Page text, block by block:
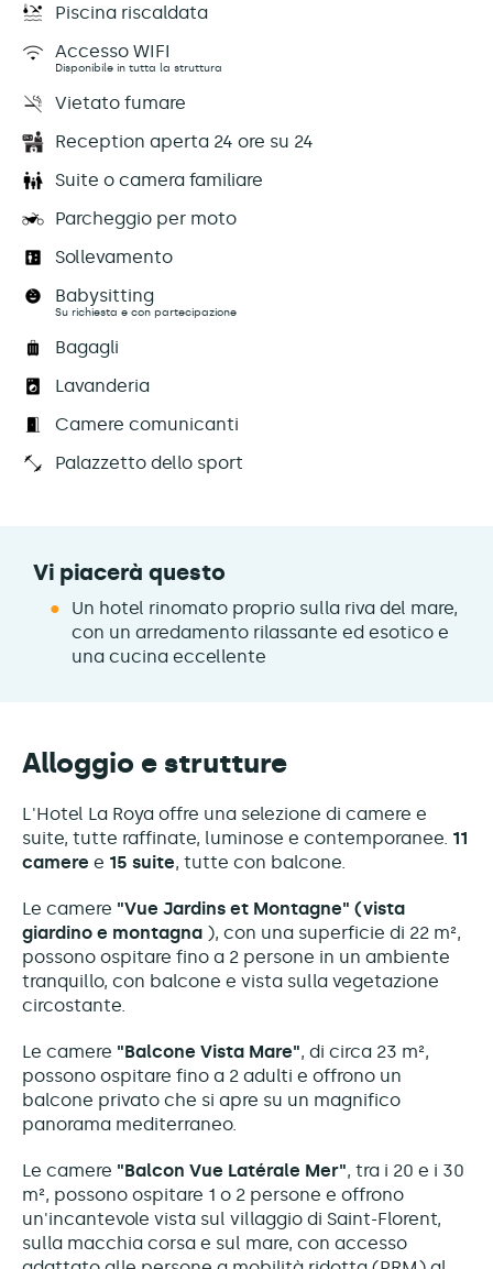
Piscina riscaldata
Accesso WIFI
Disponibile in tutta la struttura
Vietato fumare
Reception aperta 24 ore su 24
Suite o camera familiare
Parcheggio per moto
Sollevamento
Babysitting
Su richiesta e con partecipazione
Bagagli
Lavanderia
Camere comunicanti
Palazzetto dello sport
Vi piacerà questo
Un hotel rinomato proprio sulla riva del mare,
con un arredamento rilassante ed esotico e
una cucina eccellente
Alloggio e strutture
L'Hotel La Roya offre una selezione di camere e
suite, tutte raffinate, luminose e contemporanee. 11
camere e 15 suite, tutte con balcone.
Le camere "Vue Jardins et Montagne" (vista
giardino e montagna ), con una superficie di 22 m²,
possono ospitare fino a 2 persone in un ambiente
tranquillo, con balcone e vista sulla vegetazione
circostante.
Le camere "Balcone Vista Mare", di circa 23 m²,
possono ospitare fino a 2 adulti e offrono un
balcone privato che si apre su un magnifico
panorama mediterraneo.
Le camere "Balcon Vue Latérale Mer", tra i 20 e i 30
m², possono ospitare 1 o 2 persone e offrono
un'incantevole vista sul villaggio di Saint-Florent,
sulla macchia corsa e sul mare, con accesso